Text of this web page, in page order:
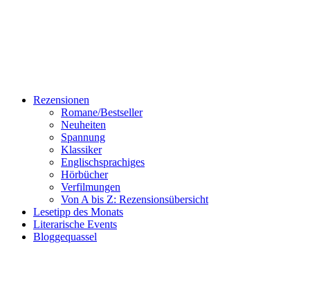
Rezensionen
Romane/Bestseller
Neuheiten
Spannung
Klassiker
Englischsprachiges
Hörbücher
Verfilmungen
Von A bis Z: Rezensionsübersicht
Lesetipp des Monats
Literarische Events
Bloggequassel